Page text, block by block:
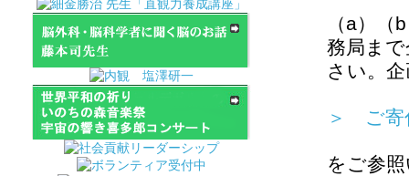
（a）
務局ま
さい。
＞ ご寄
をご参
2024年5月25日(土)細金勝
治先生「直観力養成講
座」が開催されます。
2023年6月10日（土）細
金勝治先生「直観力養成
講座」が開催されます。
2023年4月28日（金）川
野泰周先生「マインドフ
ルネスリトリート」が開
催されます。